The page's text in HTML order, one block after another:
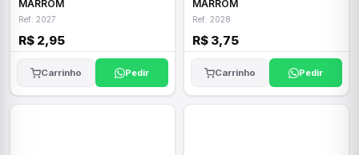
MARROM
Ref: 2027
R$ 2,95
Carrinho Pedir
MARROM
Ref: 2028
R$ 3,75
Carrinho Pedir